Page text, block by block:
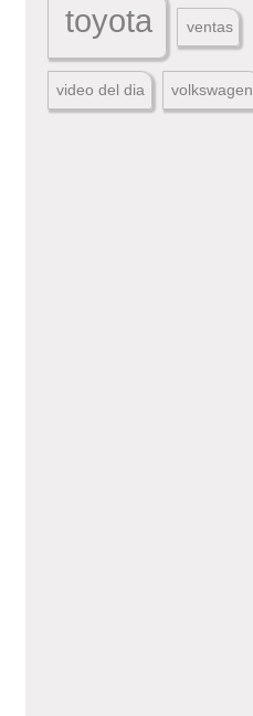
toyota ventas
video del dia volkswagen